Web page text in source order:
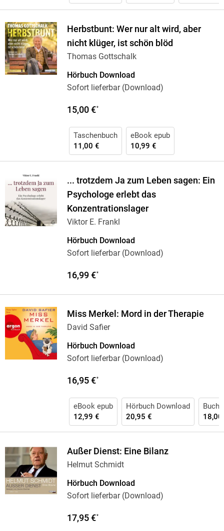
Herbstbunt: Wer nur alt wird, aber
nicht klüger, ist schön blöd
Thomas Gottschalk
Hörbuch Download
Sofort lieferbar (Download)
15,00 €*
Taschenbuch
11,00 €
eBook epub
10,99 €
... trotzdem Ja zum Leben sagen: Ein
Psychologe erlebt das
Konzentrationslager
Viktor E. Frankl
Hörbuch Download
Sofort lieferbar (Download)
16,99 €*
Miss Merkel: Mord in der Therapie
David Safier
Hörbuch Download
Sofort lieferbar (Download)
16,95 €*
eBook epub
12,99 €
Hörbuch Download
20,95 €
Buch
18,00
Außer Dienst: Eine Bilanz
Helmut Schmidt
Hörbuch Download
Sofort lieferbar (Download)
17,95 €*